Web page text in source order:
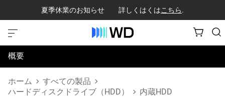
夏季休業のお知らせ 詳しくはくはこちら.
概要
仕様
ホーム
すべての製品
ハードディスクドライブ（HDD）
内蔵HDD